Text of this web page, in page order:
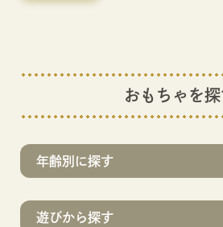
おもちゃを
年齢別に探す
遊びから探す